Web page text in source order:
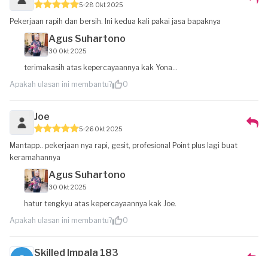
5 28 Okt 2025
Pekerjaan rapih dan bersih. Ini kedua kali pakai jasa bapaknya
Agus Suhartono
30 Okt 2025
terimakasih atas kepercayaannya kak Yona...
Apakah ulasan ini membantu?
0
Joe
5 26 Okt 2025
Mantapp.. pekerjaan nya rapi, gesit, profesional Point plus lagi buat
keramahannya
Agus Suhartono
30 Okt 2025
hatur tengkyu atas kepercayaannya kak Joe.
Apakah ulasan ini membantu?
0
Skilled Impala 183